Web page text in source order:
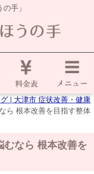
手」
| 大津市 症状改善・健康
ら 根本改善を目指す整体
なら 根本改善を